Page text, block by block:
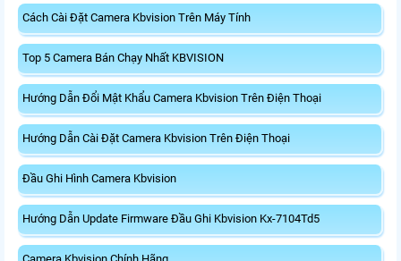
Cách Cài Đặt Camera Kbvision Trên Máy Tính
Top 5 Camera Bán Chạy Nhất KBVISION
Hướng Dẫn Đổi Mật Khẩu Camera Kbvision Trên Điện Thoại
Hướng Dẫn Cài Đặt Camera Kbvision Trên Điện Thoại
Đầu Ghi Hình Camera Kbvision
Hướng Dẫn Update Firmware Đầu Ghi Kbvision Kx-7104Td5